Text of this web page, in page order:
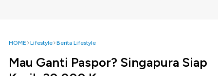
HOME Lifestyle Berita Lifestyle
Mau Ganti Paspor? Singapura Siap